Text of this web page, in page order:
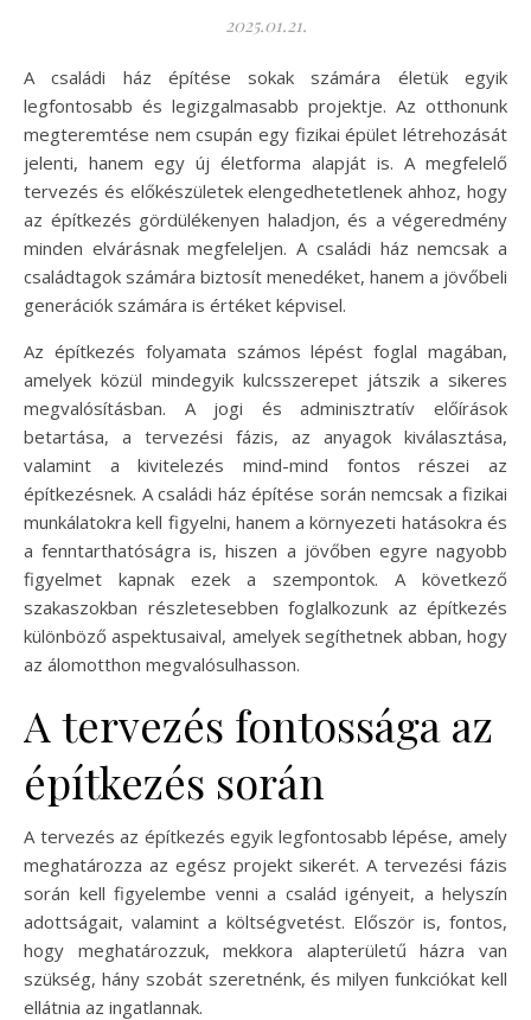
2025.01.21.
A családi ház építése sokak számára életük egyik
legfontosabb és legizgalmasabb projektje. Az otthonunk
megteremtése nem csupán egy fizikai épület létrehozását
jelenti, hanem egy új életforma alapját is. A megfelelő
tervezés és előkészületek elengedhetetlenek ahhoz, hogy
az építkezés gördülékenyen haladjon, és a végeredmény
minden elvárásnak megfeleljen. A családi ház nemcsak a
családtagok számára biztosít menedéket, hanem a jövőbeli
generációk számára is értéket képvisel.
Az építkezés folyamata számos lépést foglal magában,
amelyek közül mindegyik kulcsszerepet játszik a sikeres
megvalósításban. A jogi és adminisztratív előírások
betartása, a tervezési fázis, az anyagok kiválasztása,
valamint a kivitelezés mind-mind fontos részei az
építkezésnek. A családi ház építése során nemcsak a fizikai
munkálatokra kell figyelni, hanem a környezeti hatásokra és
a fenntarthatóságra is, hiszen a jövőben egyre nagyobb
figyelmet kapnak ezek a szempontok. A következő
szakaszokban részletesebben foglalkozunk az építkezés
különböző aspektusaival, amelyek segíthetnek abban, hogy
az álomotthon megvalósulhasson.
A tervezés fontossága az
építkezés során
A tervezés az építkezés egyik legfontosabb lépése, amely
meghatározza az egész projekt sikerét. A tervezési fázis
során kell figyelembe venni a család igényeit, a helyszín
adottságait, valamint a költségvetést. Először is, fontos,
hogy meghatározzuk, mekkora alapterületű házra van
szükség, hány szobát szeretnénk, és milyen funkciókat kell
ellátnia az ingatlannak.